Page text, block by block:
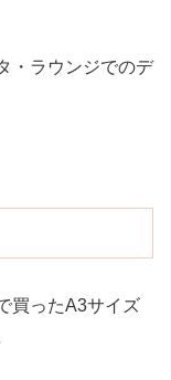
・ラウンジでのデ
買ったA3サイズ